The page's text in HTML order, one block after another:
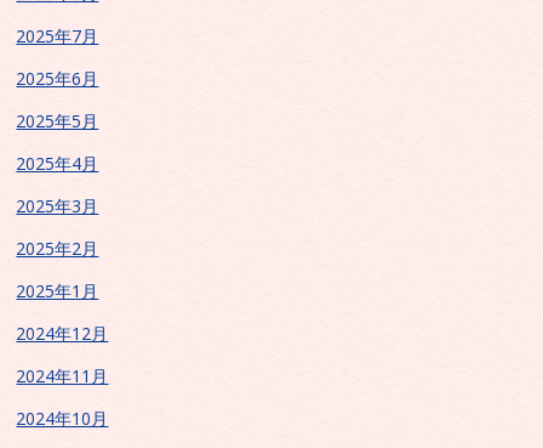
2025年7月
2025年6月
2025年5月
2025年4月
2025年3月
2025年2月
2025年1月
2024年12月
2024年11月
2024年10月